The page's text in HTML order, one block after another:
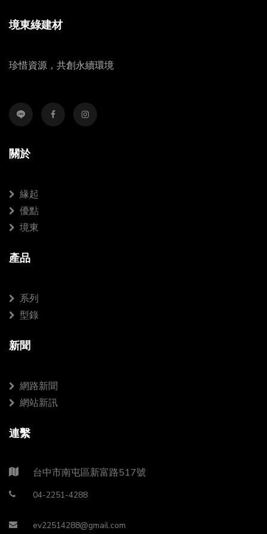
境東綠建材
珍惜資源，共創永續環境
關於
緣起
優點
境東
產品
系列
型錄
新聞
網路新聞
網站新訊
連繫
台中市南屯區新富路517號
04-2251-4288
ev22514288@gmail.com